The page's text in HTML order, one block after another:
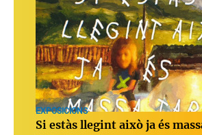
EXPOSICIONS
Si estàs llegint això ja és